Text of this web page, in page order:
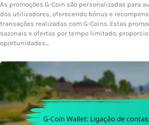
As promoções G-Coin são personalizadas para
dos utilizadores, oferecendo bónus e
transações realizadas com G-Coins. Estas
sazonais e ofertas por tempo limitado,
oportunidades…